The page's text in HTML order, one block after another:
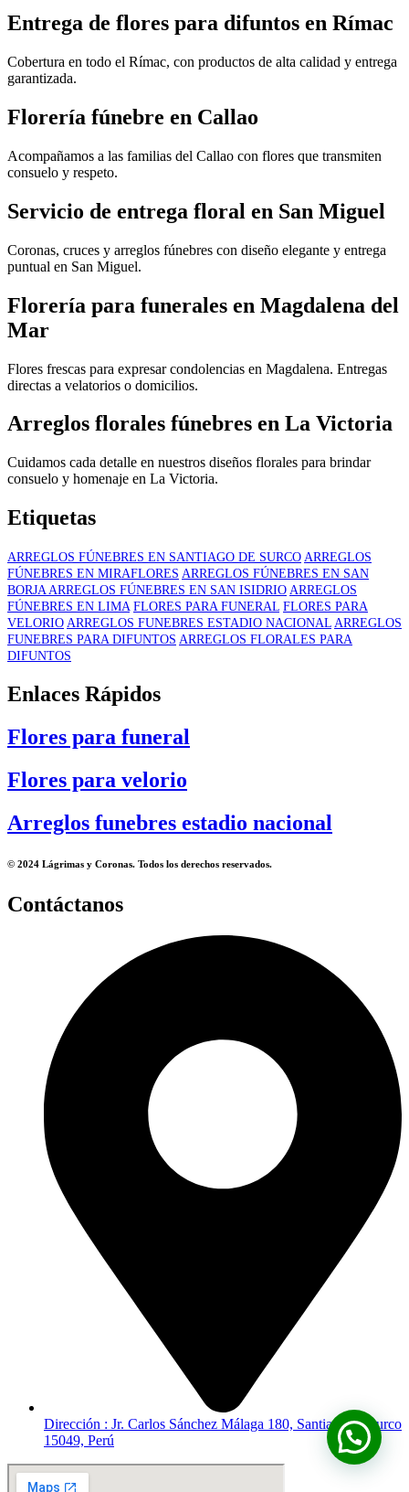
Entrega de flores para difuntos en Rímac
Cobertura en todo el Rímac, con productos de alta calidad y entrega
garantizada.
Florería fúnebre en Callao
Acompañamos a las familias del Callao con flores que transmiten
consuelo y respeto.
Servicio de entrega floral en San Miguel
Coronas, cruces y arreglos fúnebres con diseño elegante y entrega
puntual en San Miguel.
Florería para funerales en Magdalena del
Mar
Flores frescas para expresar condolencias en Magdalena. Entregas
directas a velatorios o domicilios.
Arreglos florales fúnebres en La Victoria
Cuidamos cada detalle en nuestros diseños florales para brindar
consuelo y homenaje en La Victoria.
Etiquetas
ARREGLOS FÚNEBRES EN SANTIAGO DE SURCO ARREGLOS
FÚNEBRES EN MIRAFLORES ARREGLOS FÚNEBRES EN SAN
BORJAARREGLOS FÚNEBRES EN SAN ISIDRIO ARREGLOS
FÚNEBRES EN LIMA FLORES PARA FUNERAL FLORES PARA
VELORIO ARREGLOS FUNEBRES ESTADIO NACIONAL ARREGLOS
FUNEBRES PARA DIFUNTOS ARREGLOS FLORALES PARA
DIFUNTOS
Enlaces Rápidos
Flores para funeral
Flores para velorio
Arreglos funebres estadio nacional
© 2024 Lágrimas y Coronas. Todos los derechos reservados.
Contáctanos
Dirección : Jr. Carlos Sánchez Málaga 180, Santiago de Surco
15049, Perú